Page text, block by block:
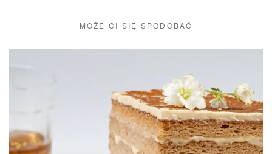
MOŻE CI SIĘ SPODOBAĆ